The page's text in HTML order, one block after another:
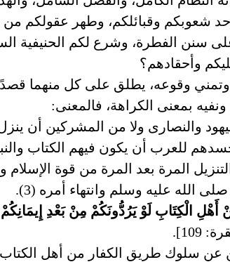
شعوبكم وقبائلكم، وطهر عقولكم من
على سنن الفطرة، وشرع لكم الحنيفية
وأحقادهم؟
وقوعه، يطلق على كل منهما
ونفيه بمعنى الكراهة، فالمعنى:
والنصارى ولا من المشركين أن
للعرب أن يكون فيهم الكتاب
المرة بعد المرة من قوة
الله عليه وسلم وانتهاء أمره (3).
أَهْلِ الْكِتَابِ لَوْ يَرُدُّونَكُمْ مِنْ بَعْدِ
109].
عن سلوك طريق الكفار من أهل